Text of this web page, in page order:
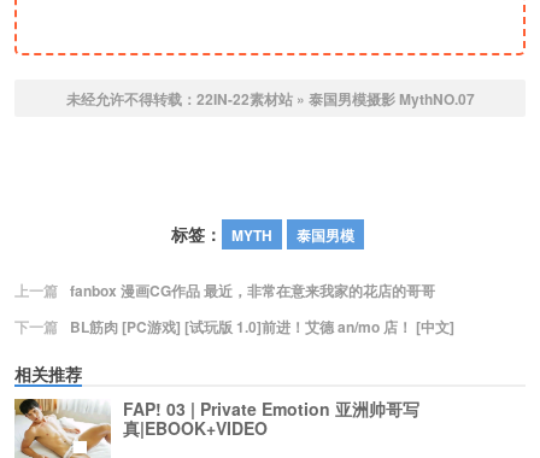
未经允许不得转载： 22IN-22素材站» 泰国男模摄影 MythNO.07
标签： MYTH 泰国男模
上一篇 fanbox 漫画CG作品 最近，非常在意来我家的花店的哥哥
下一篇
BL筋肉 [PC游戏] [试玩版 1.0]前进！艾德 an/mo 店！ [中文]
相关推荐
FAP! 03 | Private Emotion 亚洲帅哥写
真|EBOOK+VIDEO